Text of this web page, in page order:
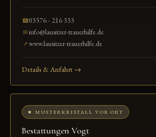
☎03576 - 216 333
✉info@lausitzer-trauerhilfe.de
↗www.lausitzer-trauerhilfe.de
Details & Anfahrt →
★ MUSTERKRISTALL VOR ORT
Bestattungen Vogt